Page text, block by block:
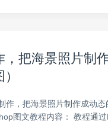
，把海景照片制
作，把海景照片制作成动
图文教程内容： 教程通